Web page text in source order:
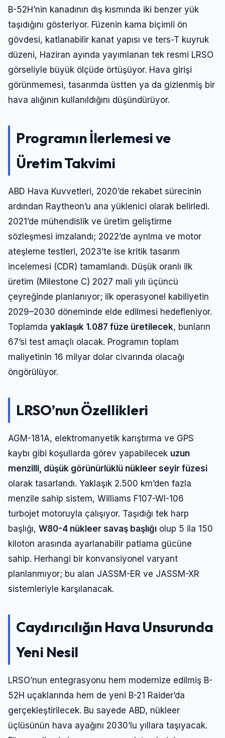
B-52H’nin kanadının dış kısmında iki benzer yük
taşıdığını gösteriyor. Füzenin kama biçimli ön
gövdesi, katlanabilir kanat yapısı ve ters-T kuyruk
düzeni, Haziran ayında yayımlanan tek resmi LRSO
görseliyle büyük ölçüde örtüşüyor. Hava girişi
görünmemesi, tasarımda üstten ya da gizlenmiş bir
hava alığının kullanıldığını düşündürüyor.
Programın İlerlemesi ve
Üretim Takvimi
ABD Hava Kuvvetleri, 2020’de rekabet sürecinin
ardından Raytheon’u ana yüklenici olarak belirledi.
2021’de mühendislik ve üretim geliştirme
sözleşmesi imzalandı; 2022’de ayrılma ve motor
ateşleme testleri, 2023’te ise kritik tasarım
incelemesi (CDR) tamamlandı. Düşük oranlı ilk
üretim (Milestone C) 2027 mali yılı üçüncü
çeyreğinde planlanıyor; ilk operasyonel kabiliyetin
2029–2030 döneminde elde edilmesi hedefleniyor.
Toplamda yaklaşık 1.087 füze üretilecek, bunların
67’si test amaçlı olacak. Programın toplam
maliyetinin 16 milyar dolar civarında olacağı
öngörülüyor.
LRSO’nun Özellikleri
AGM-181A, elektromanyetik karıştırma ve GPS
kaybı gibi koşullarda görev yapabilecek uzun
menzilli, düşük görünürlüklü nükleer seyir füzesi
olarak tasarlandı. Yaklaşık 2.500 km’den fazla
menzile sahip sistem, Williams F107-WI-106
turbojet motoruyla çalışıyor. Taşıdığı tek harp
başlığı, W80-4 nükleer savaş başlığı olup 5 ila 150
kiloton arasında ayarlanabilir patlama gücüne
sahip. Herhangi bir konvansiyonel varyant
planlanmıyor; bu alan JASSM-ER ve JASSM-XR
sistemleriyle karşılanacak.
Caydırıcılığın Hava Unsurunda
Yeni Nesil
LRSO’nun entegrasyonu hem modernize edilmiş B-
52H uçaklarında hem de yeni B-21 Raider’da
gerçekleştirilecek. Bu sayede ABD, nükleer
üçlüsünün hava ayağını 2030’lu yıllara taşıyacak.